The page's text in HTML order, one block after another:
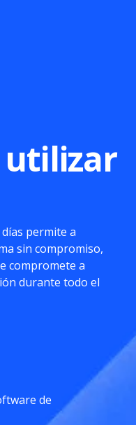
utilizar
permite a
sin compromiso,
compromete a
durante todo el
de